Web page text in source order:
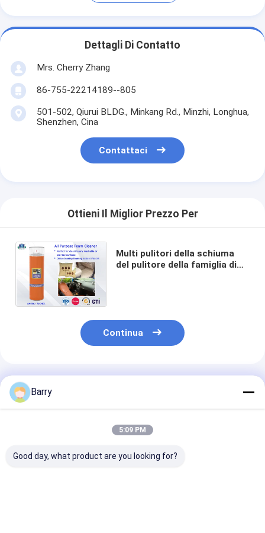
Dettagli Di Contatto
Mrs. Cherry Zhang
86-755-22214189--805
501-502, Qiurui BLDG., Minkang Rd., Minzhi, Longhua,
Shenzhen, Cina
Contattaci
Ottieni Il Miglior Prezzo Per
Multi pulitori della schiuma
del pulitore della famiglia di
Continua
Prodotti Raccomandati
Barry
5:09 PM
Good day, what product are you looking for?